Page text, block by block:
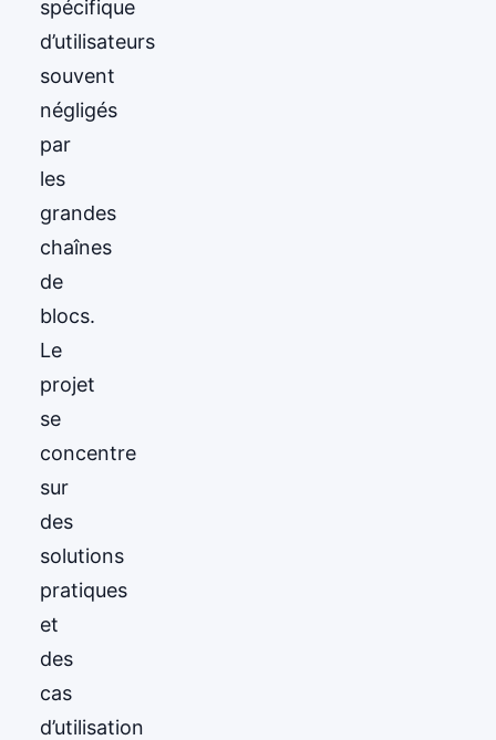
spécifique
d’utilisateurs
souvent
négligés
par
les
grandes
chaînes
de
blocs.
Le
projet
se
concentre
sur
des
solutions
pratiques
et
des
cas
d’utilisation